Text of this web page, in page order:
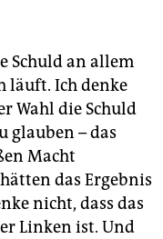
Schuld an allem
läuft. Ich denke
Wahl die Schuld
glauben – das
Macht
das Ergebnis
nicht, dass das
Linken ist. Und